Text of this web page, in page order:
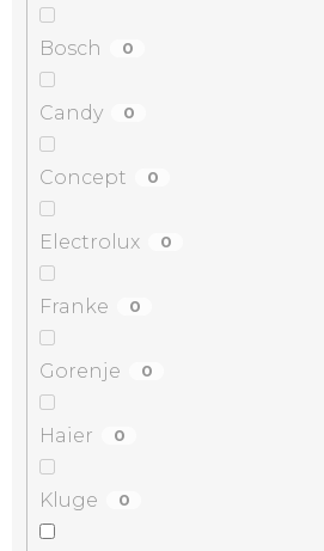
Bosch 0
Candy 0
Concept 0
Electrolux 0
Franke 0
Gorenje 0
Haier 0
Kluge 0